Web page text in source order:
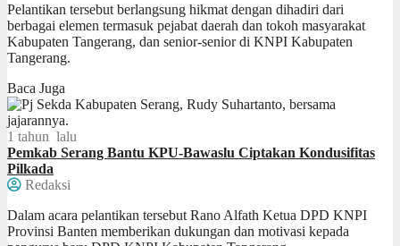
Pelantikan tersebut berlangsung hikmat dengan dihadiri dari
berbagai elemen termasuk pejabat daerah dan tokoh masyarakat
Kabupaten Tangerang, dan senior-senior di KNPI Kabupaten
Tangerang.
Baca Juga
1 tahun lalu
Pemkab Serang Bantu KPU-Bawaslu Ciptakan Kondusifitas
Pilkada
Redaksi
Dalam acara pelantikan tersebut Rano Alfath Ketua DPD KNPI
Provinsi Banten memberikan dukungan dan motivasi kepada